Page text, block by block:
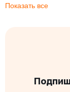
Показать все